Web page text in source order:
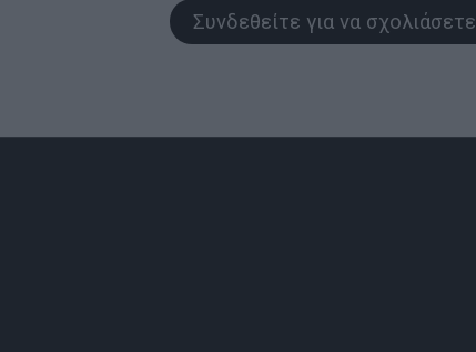
Συνδεθείτε για να σχολιάσετε